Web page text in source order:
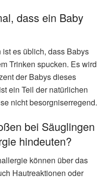
dass ein Baby
es üblich, dass Babys
Trinken spucken. Es wird
der Babys dieses
ein Teil der natürlichen
nicht besorgniserregend.
bei Säuglingen
hindeuten?
können über das
Hautreaktionen oder